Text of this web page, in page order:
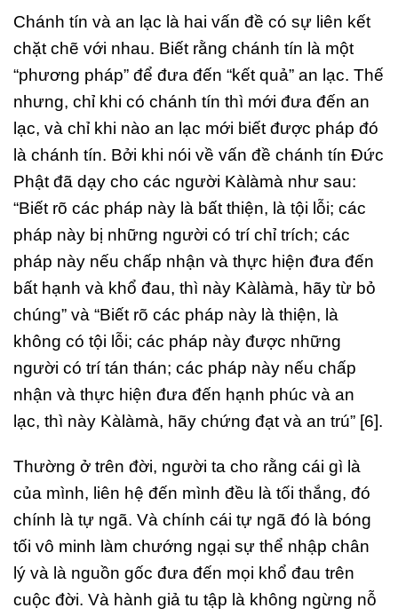
Chánh tín và an lạc là hai vấn đề có sự liên kết
chặt chẽ với nhau. Biết rằng chánh tín là một
“phương pháp” để đưa đến “kết quả” an lạc. Thế
nhưng, chỉ khi có chánh tín thì mới đưa đến an
lạc, và chỉ khi nào an lạc mới biết được pháp đó
là chánh tín. Bởi khi nói về vấn đề chánh tín Đức
Phật đã dạy cho các người Kàlàmà như sau:
“Biết rõ các pháp này là bất thiện, là tội lỗi; các
pháp này bị những người có trí chỉ trích; các
pháp này nếu chấp nhận và thực hiện đưa đến
bất hạnh và khổ đau, thì này Kàlàmà, hãy từ bỏ
chúng” và “Biết rõ các pháp này là thiện, là
không có tội lỗi; các pháp này được những
người có trí tán thán; các pháp này nếu chấp
nhận và thực hiện đưa đến hạnh phúc và an
lạc, thì này Kàlàmà, hãy chứng đạt và an trú” [6].
Thường ở trên đời, người ta cho rằng cái gì là
của mình, liên hệ đến mình đều là tối thắng, đó
chính là tự ngã. Và chính cái tự ngã đó là bóng
tối vô minh làm chướng ngại sự thể nhập chân
lý và là nguồn gốc đưa đến mọi khổ đau trên
cuộc đời. Và hành giả tu tập là không ngừng nỗ